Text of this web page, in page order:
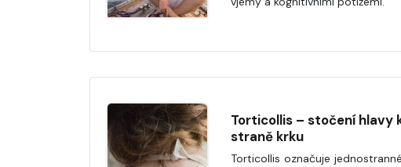
Torticollis – stočení hlavy
straně krku
Torticollis označuje